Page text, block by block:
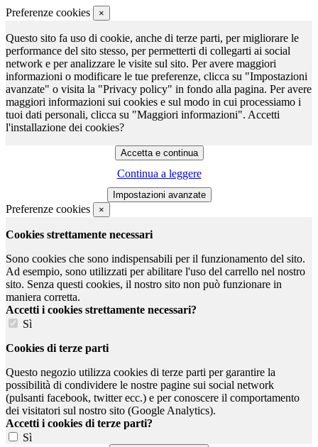
Preferenze cookies ×
Questo sito fa uso di cookie, anche di terze parti, per migliorare le
performance del sito stesso, per permetterti di collegarti ai social
network e per analizzare le visite sul sito. Per avere maggiori
informazioni o modificare le tue preferenze, clicca su "Impostazioni
avanzate" o visita la "Privacy policy" in fondo alla pagina. Per avere
maggiori informazioni sui cookies e sul modo in cui processiamo i
tuoi dati personali, clicca su "Maggiori informazioni". Accetti
l'installazione dei cookies?
Continua a leggere
Preferenze cookies ×
Cookies strettamente necessari
Sono cookies che sono indispensabili per il funzionamento del sito.
Ad esempio, sono utilizzati per abilitare l'uso del carrello nel nostro
sito. Senza questi cookies, il nostro sito non può funzionare in
maniera corretta.
Accetti i cookies strettamente necessari?
Sì
Cookies di terze parti
Questo negozio utilizza cookies di terze parti per garantire la
possibilità di condividere le nostre pagine sui social network
(pulsanti facebook, twitter ecc.) e per conoscere il comportamento
dei visitatori sul nostro sito (Google Analytics).
Accetti i cookies di terze parti?
Sì